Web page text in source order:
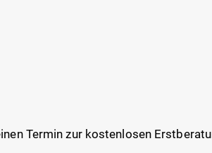
Termin zur kostenlosen